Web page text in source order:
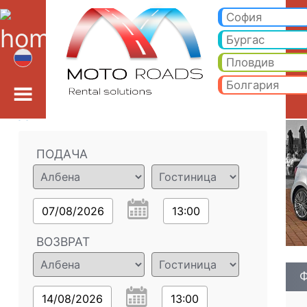
Фольксваген Поло
София
Бургас
Пловдив
Болгария
ПОДАЧА
07/08/2026 13:00
ВОЗВРАТ
14/08/2026 13:00